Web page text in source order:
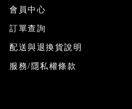
會員中心
訂單查詢
配送與退換貨說明
服務/隱私權條款